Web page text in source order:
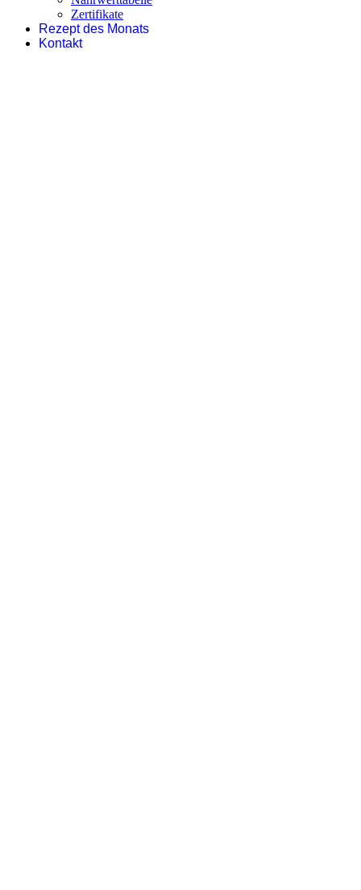
Zertifikate
Rezept des Monats
Kontakt